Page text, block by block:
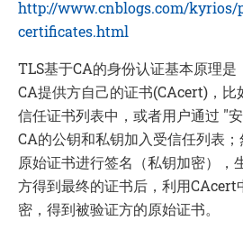
http://www.cnblogs.com/kyrios/
certificates.html
TLS基于CA的身份认证基本原理
CA提供方自己的证书(CAcert)，比
信任证书列表中，或者用户通过 "
CA的公钥和私钥加入受信任列表
原始证书进行签名（私钥加密），
方得到最终的证书后，利用CAcert
密，得到被验证方的原始证书。